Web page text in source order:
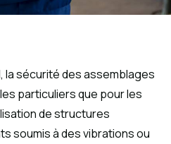
la sécurité des assemblages
particuliers que pour les
de structures
soumis à des vibrations ou